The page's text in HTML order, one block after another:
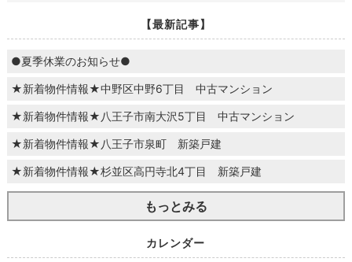
【最新記事】
●夏季休業のお知らせ●
★新着物件情報★中野区中野6丁目 中古マンション
★新着物件情報★八王子市南大沢5丁目 中古マンション
★新着物件情報★八王子市泉町 新築戸建
★新着物件情報★杉並区高円寺北4丁目 新築戸建
もっとみる
カレンダー